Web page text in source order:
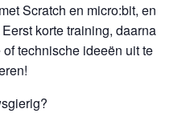
Scratch en micro:bit, en
korte training, daarna
technische ideeën uit te